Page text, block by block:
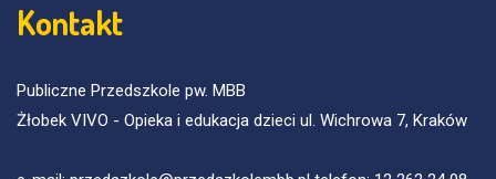
Kontakt
Publiczne Przedszkole pw. MBB
Żłobek VIVO - Opieka i edukacja dzieci ul. Wichrowa 7, Kraków